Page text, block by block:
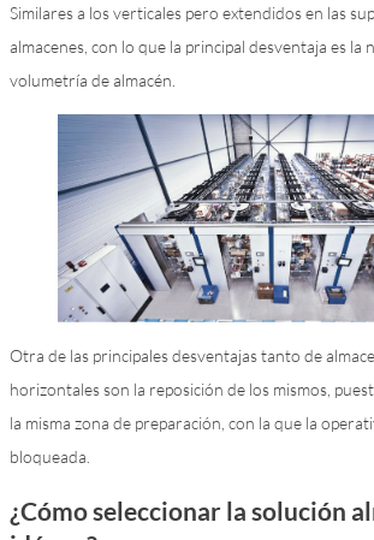
Similares a los verticales pero extendidos en las
almacenes, con lo que la principal desventaja es la
volumetría de almacén.
Otra de las principales desventajas tanto de
horizontales son la reposición de los mismos,
la misma zona de preparación, con la que la
bloqueada.
¿Cómo seleccionar la solución